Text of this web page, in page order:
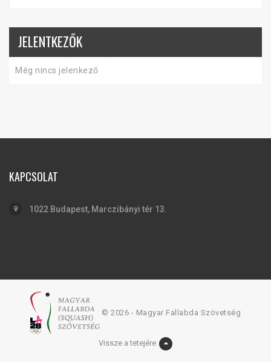
JELENTKEZŐK
Még nincs jelenkező
KAPCSOLAT
1022 Budapest, Marczibányi tér 13.
© 2026 - Magyar Fallabda Szövetség
Vissze a tetejére